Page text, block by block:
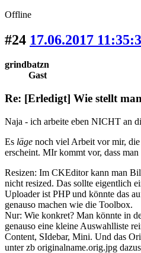
Offline
#24 17.06.2017
grindbatzn
Gast
Re: [Erledigt] Wie stellt
Naja - ich arbeite eben NICHT an
Es läge noch viel Arbeit vor mir,
erscheint. MIr kommt vor, dass man
Resizen: Im CKEditor kann man
nicht resized. Das sollte eigentlich
Uploader ist PHP und könnte das
genauso machen wie die Toolbox.
Nur: Wie konkret? Man könnte in
genauso eine kleine Auswahlliste
Content, SIdebar, Mini. Und das
unter zb originalname.orig.jpg